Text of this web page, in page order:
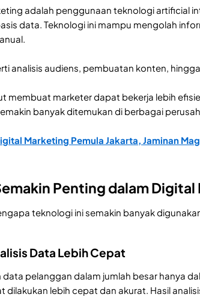
adalah penggunaan teknologi artificial
data. Teknologi ini mampu mengolah
analisis audiens, pembuatan konten,
membuat marketer dapat bekerja lebih
banyak ditemukan di berbagai
Marketing Pemula Jakarta, Jaminan
Penting dalam
teknologi ini semakin banyak
Data Lebih Cepat
pelanggan dalam jumlah besar hanya
dilakukan lebih cepat dan akurat. Hasil